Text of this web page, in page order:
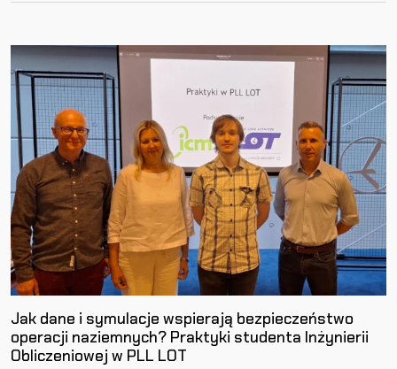
Jak dane i symulacje wspierają bezpieczeństwo
operacji naziemnych? Praktyki studenta Inżynierii
Obliczeniowej w PLL LOT